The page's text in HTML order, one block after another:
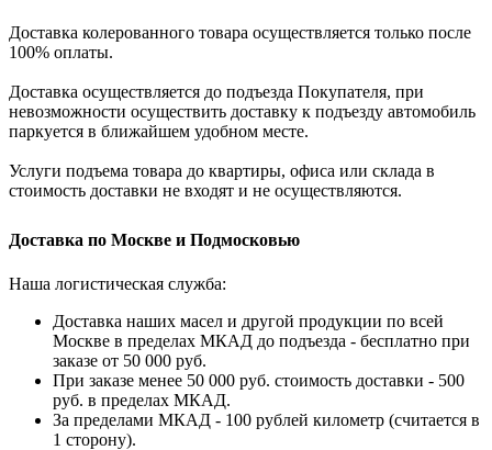
Доставка колерованного товара осуществляется только после
100% оплаты.
Доставка осуществляется до подъезда Покупателя, при
невозможности осуществить доставку к подъезду автомобиль
паркуется в ближайшем удобном месте.
Услуги подъема товара до квартиры, офиса или склада в
стоимость доставки не входят и не осуществляются.
Доставка по Москве и Подмосковью
Наша логистическая служба:
Доставка наших масел и другой продукции по всей
Москве в пределах МКАД до подъезда - бесплатно при
заказе от 50 000 руб.
При заказе менее 50 000 руб. стоимость доставки - 500
руб. в пределах МКАД.
За пределами МКАД - 100 рублей километр (считается в
1 сторону).